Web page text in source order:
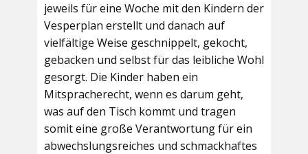
jeweils für eine Woche mit den Kindern der
Vesperplan erstellt und danach auf
vielfältige Weise geschnippelt, gekocht,
gebacken und selbst für das leibliche Wohl
gesorgt. Die Kinder haben ein
Mitspracherecht, wenn es darum geht,
was auf den Tisch kommt und tragen
somit eine große Verantwortung für ein
abwechslungsreiches und schmackhaftes